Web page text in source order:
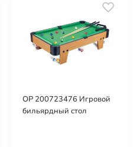
OP 200723476 Игровой
бильярдный стол